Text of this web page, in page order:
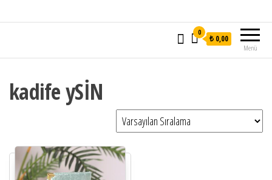
Menü
0
₺ 0,00
kadife ySİN